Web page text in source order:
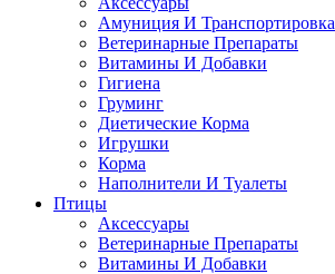
Амуниция И Транспортировка
Ветеринарные Препараты
Витамины И Добавки
Гигиена
Груминг
Диетические Корма
Игрушки
Корма
Наполнители И Туалеты
Птицы
Аксессуары
Ветеринарные Препараты
Витамины И Добавки